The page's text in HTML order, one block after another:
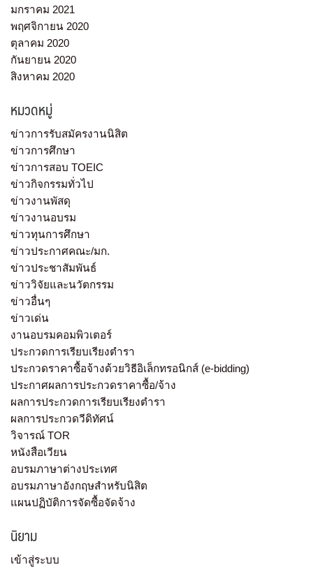
มกราคม 2021
พฤศจิกายน 2020
ตุลาคม 2020
กันยายน 2020
สิงหาคม 2020
หมวดหมู่
ข่าวการรับสมัครงานนิสิต
ข่าวการศึกษา
ข่าวการสอบ TOEIC
ข่าวกิจกรรมทั่วไป
ข่าวงานพัสดุ
ข่าวงานอบรม
ข่าวทุนการศึกษา
ข่าวประกาศคณะ/มก.
ข่าวประชาสัมพันธ์
ข่าววิจัยและนวัตกรรม
ข่าวอื่นๆ
ข่าวเด่น
งานอบรมคอมพิวเตอร์
ประกวดการเรียบเรียงตำรา
ประกวดราคาซื้อจ้างด้วยวิธีอิเล็กทรอนิกส์ (e-bidding)
ประกาศผลการประกวดราคาซื้อ/จ้าง
ผลการประกวดการเรียบเรียงตำรา
ผลการประกวดวีดิทัศน์
วิจารณ์ TOR
หนังสือเวียน
อบรมภาษาต่างประเทศ
อบรมภาษาอังกฤษสำหรับนิสิต
แผนปฏิบัติการจัดซื้อจัดจ้าง
นิยาม
เข้าสู่ระบบ